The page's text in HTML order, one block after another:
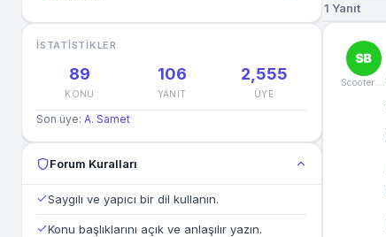
İSTATISTIKLER
89
KONU
106
YANIT
2,555
ÜYE
Son üye: A. Samet
Forum Kuralları
Saygılı ve yapıcı bir dil kullanın.
Konu başlıklarını açık ve anlaşılır yazın.
1 Yanıt
Scooter Burada